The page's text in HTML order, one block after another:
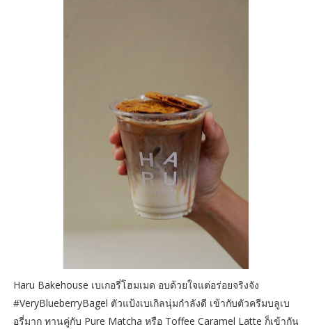
Haru Bakehouse เบเกอรี่โฮมเมด อบด้วยใจแต่อร่อยจริงจัง
#VeryBlueberryBagel ตัวแป้งเบเกิลนุ่มกำลังดี เข้ากับตัวครีมบลูเบ
อรี่มาก ทานคู่กับ Pure Matcha หรือ Toffee Caramel Latte ก็เข้ากัน